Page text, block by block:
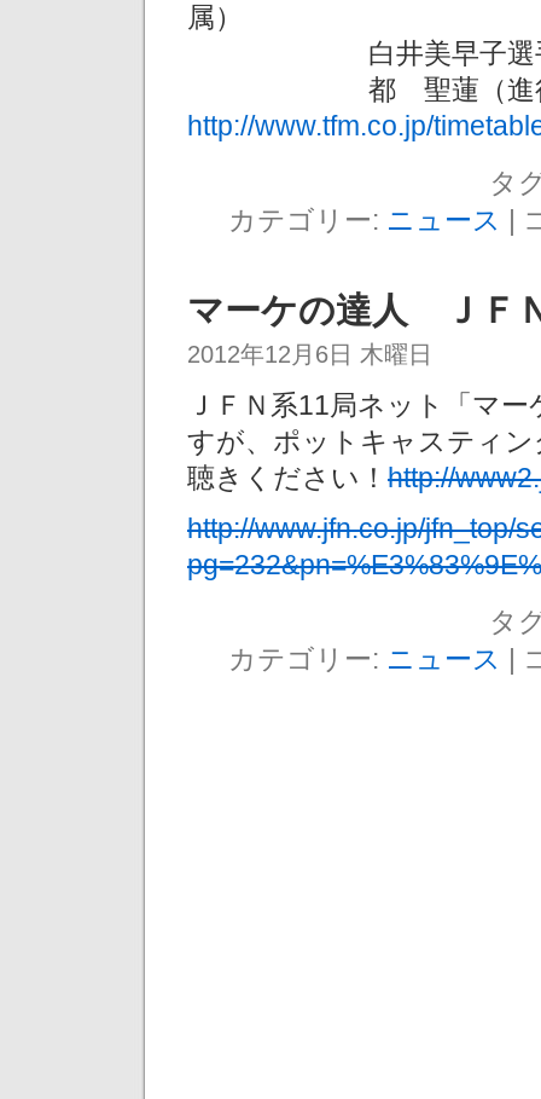
属）
白井美早子選手（
都 聖蓮（進行
http://www.tfm.co.jp/
タ
カテゴリー: ニュース |
マーケの達人 Ｊ
2012年12月6日 木曜日
ＪＦＮ系11局ネット「マ
すが、ポットキャスティ
聴きください！ http://
http://www.jfn.co.jp/jfn_top/
タ
カテゴリー: ニュース |